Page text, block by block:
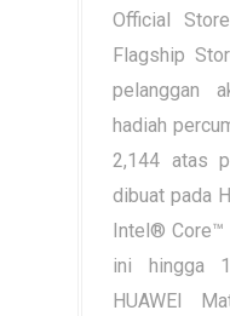
Official
Flagship
pelanggan
hadiah
2,144 atas
dibuat pada
Intel® Core™
ini hingga
HUAWEI